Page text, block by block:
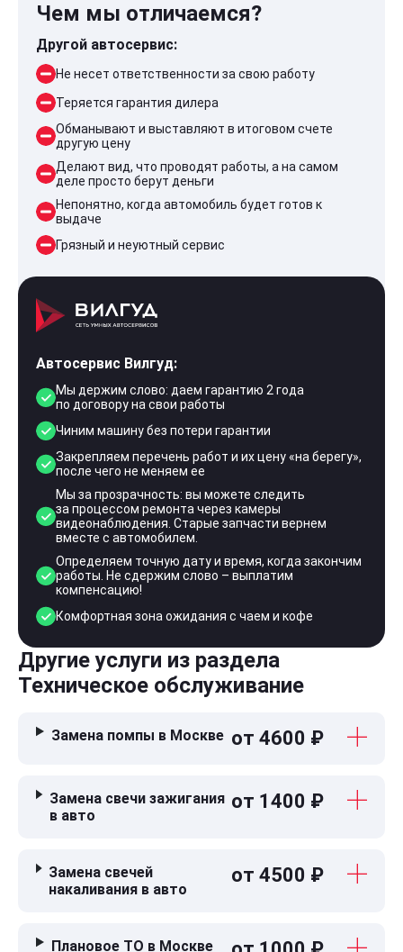
Чем мы отличаемся?
Другой автосервис:
Не несет ответственности за свою работу
Теряется гарантия дилера
Обманывают и выставляют в итоговом счете
другую цену
Делают вид, что проводят работы, а на самом
деле просто берут деньги
Непонятно, когда автомобиль будет готов к
выдаче
Грязный и неуютный сервис
Автосервис Вилгуд:
Мы держим слово: даем гарантию 2 года
по договору на свои работы
Чиним машину без потери гарантии
Закрепляем перечень работ и их цену «на берегу»,
после чего не меняем ее
Мы за прозрачность: вы можете следить
за процессом ремонта через камеры
видеонаблюдения. Старые запчасти вернем
вместе с автомобилем.
Определяем точную дату и время, когда закончим
работы. Не сдержим слово – выплатим
компенсацию!
Комфортная зона ожидания с чаем и кофе
Другие услуги из раздела
Техническое обслуживание
Замена помпы в Москве от 4600 ₽
Замена свечи зажигания
в авто
от 1400 ₽
Замена свечей
накаливания в авто
от 4500 ₽
Плановое ТО в Москве